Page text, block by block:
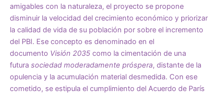
amigables con la naturaleza, el proyecto se propone
disminuir la velocidad del crecimiento económico y priorizar
la calidad de vida de su población por sobre el incremento
del PBI. Ese concepto es denominado en el
documento Visión 2035 como la cimentación de una
futura sociedad moderadamente próspera, distante de la
opulencia y la acumulación material desmedida. Con ese
cometido, se estipula el cumplimiento del Acuerdo de París